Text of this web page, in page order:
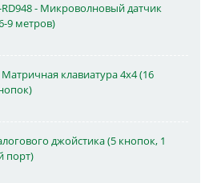
RD948 - Микроволновый датчик
9 метров)
клавиатура 4x4 (16
джойстика (5 кнопок, 1
порт)